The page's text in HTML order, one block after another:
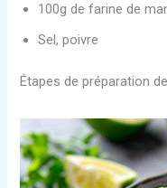
100g de farine de
Sel, poivre
Étapes de préparation